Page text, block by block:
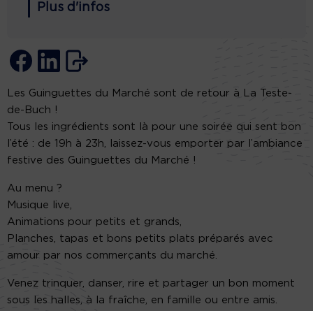
Plus d'infos
Les Guinguettes du Marché sont de retour à La Teste-
de-Buch !
Tous les ingrédients sont là pour une soirée qui sent bon
l’été : de 19h à 23h, laissez-vous emporter par l’ambiance
festive des Guinguettes du Marché !
Au menu ?
Musique live,
Animations pour petits et grands,
Planches, tapas et bons petits plats préparés avec
amour par nos commerçants du marché.
Venez trinquer, danser, rire et partager un bon moment
sous les halles, à la fraîche, en famille ou entre amis.